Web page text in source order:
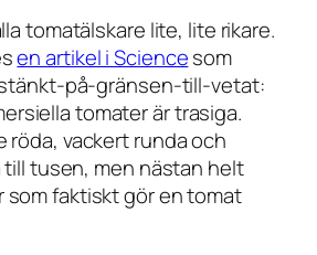
tomatälskare lite, lite rikare.
en artikel i Sciencesom
på-gränsen-till-vetat:
tomater är trasiga.
röda, vackert runda och
tusen, men nästan helt
som faktiskt gör en tomat